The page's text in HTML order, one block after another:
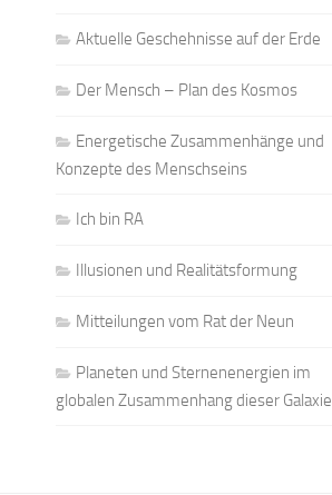
Aktuelle Geschehnisse auf der Erde
Der Mensch – Plan des Kosmos
Energetische Zusammenhänge und
Konzepte des Menschseins
Ich bin RA
Illusionen und Realitätsformung
Mitteilungen vom Rat der Neun
Planeten und Sternenenergien im
globalen Zusammenhang dieser Galaxie